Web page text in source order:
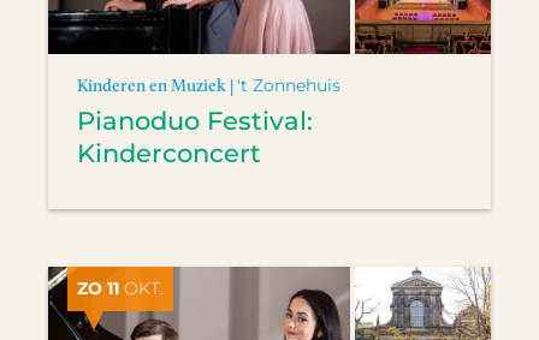
Kinderen en Muziek | 't Zonnehuis
Pianoduo Festival:
Kinderconcert
ZO 11 OKT.